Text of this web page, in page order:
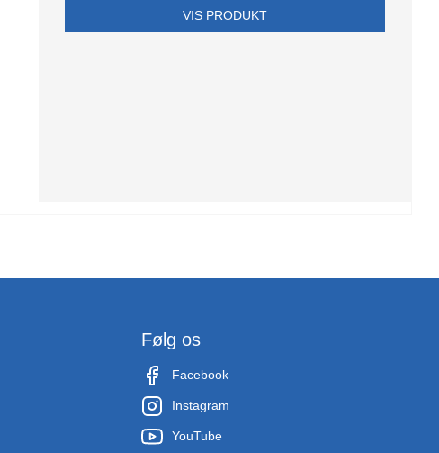
VIS PRODUKT
Følg os
Facebook
Instagram
YouTube